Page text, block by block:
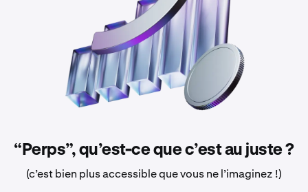
“Perps”, qu’est-ce que c’est au juste ?
(c’est bien plus accessible que vous ne l’imaginez !)